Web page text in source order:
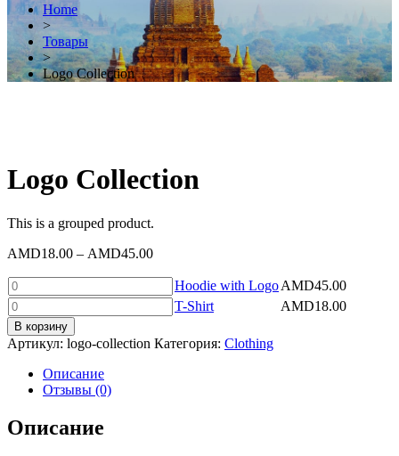
Home
>
Товары
>
Logo Collection
Logo Collection
This is a grouped product.
AMD18.00 – AMD45.00
Количество
товара
Hoodie
with
Logo
Hoodie with LogoAMD45.00
Количество
товара
T-
Shirt
T-Shirt AMD18.00
В корзину
Артикул: logo-collection Категория: Clothing
Описание
Отзывы (0)
Описание